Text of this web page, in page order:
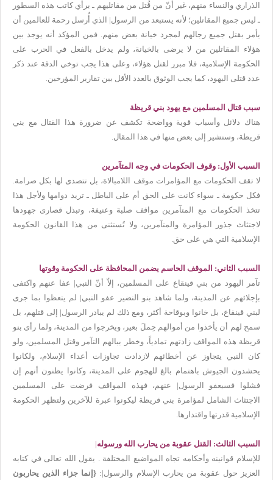
الذراري والنساء منهم، غير أنّ من قُتل من مقاتليهم ـ برأي كاتب هذه السطور
ـ ليس جميع المقاتلين؛ لأنه يستبعد من الرسول| الذي أُرسل رحمة للعالمين أن
يأمر بقتل جميع رجالهم لمجرد خيانة بعض منهم. فمن المؤكد أنه يوجد بين
هؤلاء المقاتلين من لا يرضى بالخيانة، ولم يدخل بالفعل في الحرب على
الحكومة الإسلامية، فلا مبرر لقتل هؤلاء، وعلى هذا يجب توخي الدقة عند ذكر
عدد قتلى اليهود، كما يجب الوثوق بالعدد الأقل بين تقارير المؤرخين.
سبب قتال المسلمين مع يهود بني قريظة
هناك دلائل وأسباب قوية وواضحة تكشف عن ضرورة هذا القتال مع بني
قريظة، وسنشير إلى بعض منها في هذا المقال.
السبب الأول: وقوف الحكومات في وجه المتآمرين
لا تقف الحكومات مع المؤامرات موقف اللامبالاة، بل تتصدى لها بكل صرامة.
فكل حكومة ـ سواء كانت على الحق أم على الباطل ـ تريد دوامها ولأجل هذا
تتخذ الحكومات مع المتآمرين مواقف صلبة وعنيفة، وتبذل قصارى جهودها
لاجتثاث جذور المؤامرة والمتآمرين، ولا تُستثنى من هذا القانون الحكومة
الإسلامية التي هي على حق.
السبب الثاني: الموقف الحاسم يضمن المحافظة على الحكومة وقوتها
تآمر اليهود من بني قينقاع على المسلمين، إلاّ أنّ النبي| عفا عنهم واكتفى
بإجلائهم عن المدينة، ولما شاهد بنو النضير عفو النبي| لم يتعظوا بما جرى
لبني قينقاع، بل خانوا وبوقاحة أكثر، ومع ذلك لم يبادر الرسول| إلى قتلهم، بل
سمح لهم أن يأخذوا من أموالهم حِملَ بعير، ويخرجوا من المدينة، ولما رأى بنو
قريظة هذه المواقف زادتهم تمادياً، وخطر ببالهم التآمر وقتل المسلمين، ولو
كان النبي يتجاوز عن أخطائهم لازدادت تجاوزات أعداء الإسلام، ولكانوا
يحشدون الجيوش باهتمام بالغ للهجوم على المدينة، وكانوا يظنون أنهم إن
فشلوا فسيعفو الرسول| عنهم، فهذه المواقف فرضت على المسلمين
الاجتثاث الشامل لمؤامرة بني قريظة ليكونوا عبرة للآخرين ولتظهر الحكومة
الإسلامية قدرتها واقتدارها.
السبب الثالث: القتل عقوبة من يحارب الله ورسوله|
للإسلام قوانينه وأحكامه تجاه المواضيع المختلفة . يقول الله تعالى في كتابه
العزيز حول عقوبة من يحارب الإسلام والرسول|: {إنما جزاء الذين يحاربون